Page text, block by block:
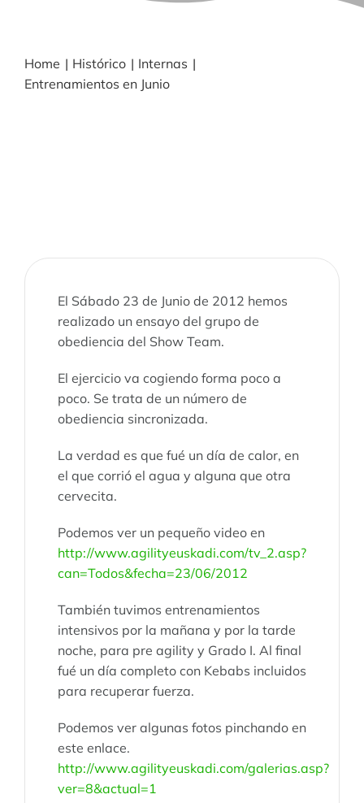
Home Histórico
Internas
Entrenamientos en Junio
El Sábado 23 de Junio de 2012 hemos
realizado un ensayo del grupo de
obediencia del Show Team.
El ejercicio va cogiendo forma poco a
poco. Se trata de un número de
obediencia sincronizada.
La verdad es que fué un día de calor, en
el que corrió el agua y alguna que otra
cervecita.
Podemos ver un pequeño video en
http://www.agilityeuskadi.com/tv_2.asp?
can=Todos&fecha=23/06/2012
También tuvimos entrenamientos
intensivos por la mañana y por la tarde
noche, para pre agility y Grado I. Al final
fué un día completo con Kebabs incluidos
para recuperar fuerza.
Podemos ver algunas fotos pinchando en
este enlace.
http://www.agilityeuskadi.com/galerias.asp?
ver=8&actual=1